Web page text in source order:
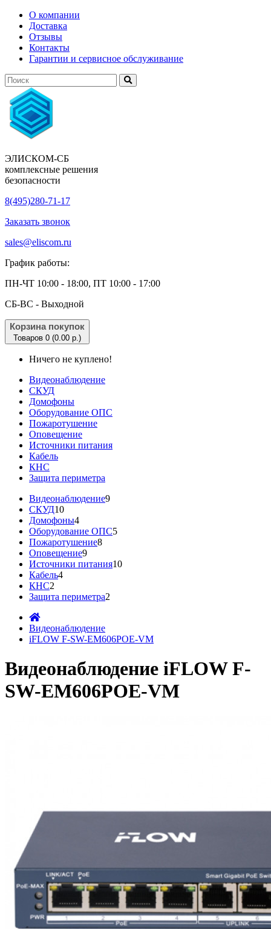
О компании
Доставка
Отзывы
Контакты
Гарантии и сервисное обслуживание
ЭЛИСКОМ-СБ
комплексные решения
безопасности
8(495)280-71-17
Заказать звонок
sales@eliscom.ru
График работы:
ПН-ЧТ 10:00 - 18:00, ПТ 10:00 - 17:00
CБ-ВС - Выходной
Корзина покупок
Товаров 0 (0.00 р.)
Ничего не куплено!
Видеонаблюдение
СКУД
Домофоны
Оборудование ОПС
Пожаротушение
Оповещение
Источники питания
Кабель
КНС
Защита периметра
Видеонаблюдение9
СКУД10
Домофоны4
Оборудование ОПС5
Пожаротушение8
Оповещение9
Источники питания10
Кабель4
КНС2
Защита периметра2
Видеонаблюдение
iFLOW F-SW-EM606POE-VM
Видеонаблюдение iFLOW F-
SW-EM606POE-VM